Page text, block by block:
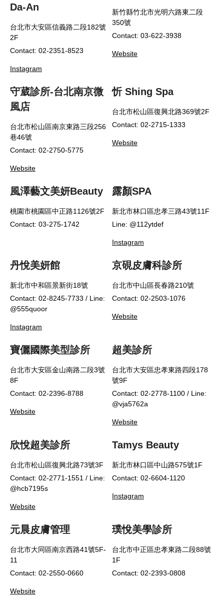
Da-An
台北市大安區信義路二段182號
2F
Contact: 02-2351-8523
Instagram
新竹縣竹北市光明六路東二段
350號
Contact: 03-622-3938
Website
守葳診所-台北南京微
風店
台北市松山區南京東路三段256
巷46號
Contact: 02-2750-5775
Website
忻 Shing Spa
台北市松山區復興北路369號2F
Contact: 02-2715-1333
Website
風澤藝文美妍Beauty
桃園市桃園區中正路1126號2F
Contact: 03-275-1742
露顏SPA
新北市林口區忠孝三路43號11F
Line: @112ytdef
Instagram
丹悅美妍館
新北市中和區景新街18號
Contact: 02-8245-7733 / Line:
@555quoor
Instagram
京硯皮膚科診所
台北市中山區長春路210號
Contact: 02-2503-1076
Website
寶儷國際美型診所
台北市大安區金山南路二段3號
8F
Contact: 02-2396-8788
Website
超美診所
台北市大安區忠孝東路四段178
號9F
Contact: 02-2778-1100 / Line:
@vja5762a
Website
欣悅超美診所
台北市松山區復興北路73號3F
Contact: 02-2771-1551 / Line:
@hcb7195s
Website
Tamys Beauty
新北市林口區中山路575號1F
Contact: 02-6604-1120
Instagram
元晨皮膚管理
台北市大同區南京西路41號5F-
11
Contact: 02-2550-0660
Website
璞悅美學診所
台北市中正區忠孝東路二段88號
1F
Contact: 02-2393-0808